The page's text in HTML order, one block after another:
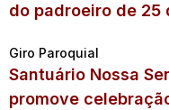
do padroeiro de 25
Giro Paroquial
Santuário Nossa
promove